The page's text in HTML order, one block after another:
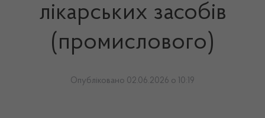
лікарських засобів
(промислового)
Опубліковано 02.06.2026 о 10:19